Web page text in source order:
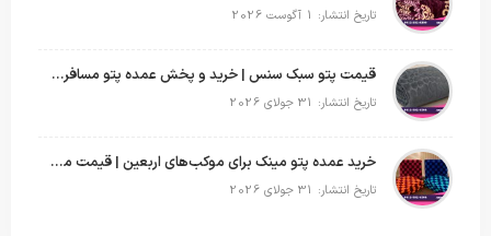
تاریخ انتشار: 1 آگوست 2026
قیمت پتو سبک سنس | خرید و پخش عمده پتو مسافرتی Sense
تاریخ انتشار: 31 جولای 2026
خرید عمده پتو مینک برای موکب‌های اربعین | قیمت مناسب و ارسال سریع
تاریخ انتشار: 31 جولای 2026